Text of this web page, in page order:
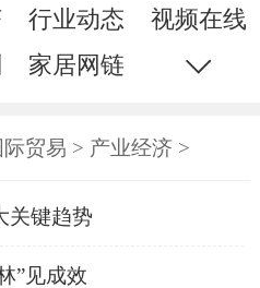
行业动态
视频在线
家居网链
网站地图
际贸易 > 产业经济>
关键趋势
”见成效